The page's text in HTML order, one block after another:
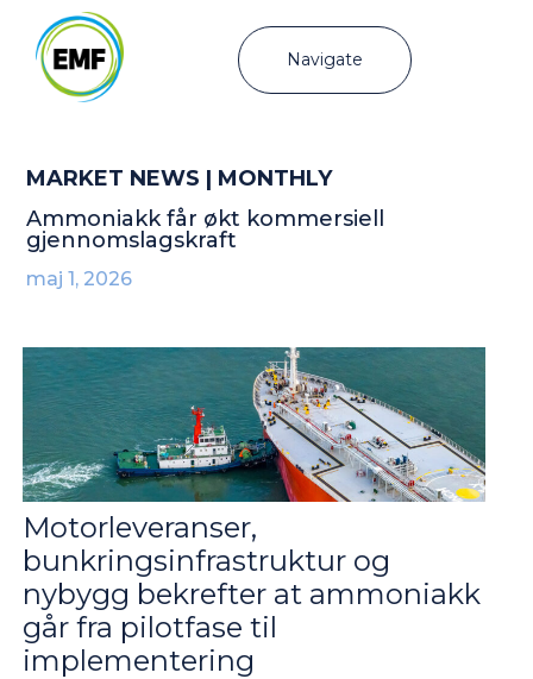
Navigate
MARKET NEWS | MONTHLY
Ammoniakk får økt kommersiell
gjennomslagskraft
maj 1, 2026
Motorleveranser,
bunkringsinfrastruktur og
nybygg bekrefter at ammoniakk
går fra pilotfase til
implementering